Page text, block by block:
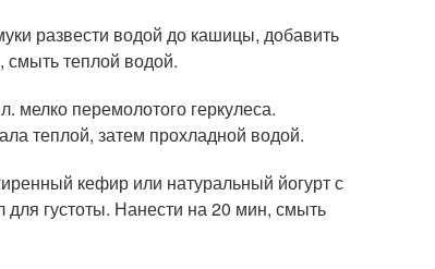
развести водой до кашицы, добавить
смыть теплой водой.
мелко перемолотого геркулеса.
теплой, затем прохладной водой.
кефир или натуральный йогурт с
густоты. Нанести на 20 мин, смыть